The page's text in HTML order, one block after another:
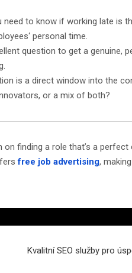
need to know if working late is
personal time.
question to get a genuine,
is a direct window into the
or a mix of both?
finding a role that’s a
free job advertising,
Kvalitní SEO služby pro